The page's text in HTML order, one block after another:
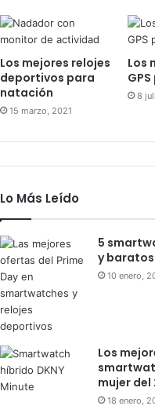
Los mejores relojes
deportivos para
natación
15 marzo, 2021
Los
8
Lo Más Leído
5
y baratos
10 enero,
Los
mujer del
18 enero,